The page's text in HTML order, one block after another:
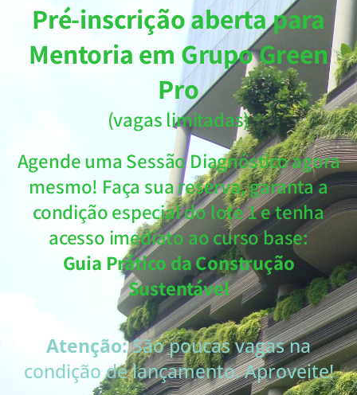
Pré-inscrição aberta para
Mentoria em Grupo Green
Pro
(vagas limitadas)
Agende uma Sessão Diagnóstico agora
mesmo! Faça sua reserva, garanta a
condição especial do lote 1 e tenha
acesso imediato ao curso base:
Guia Prático da Construção
Sustentável
Atenção:São poucas vagas na
condição de lançamento. Aproveite!